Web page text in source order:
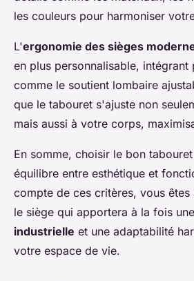
les couleurs pour harmoniser
L'ergonomie des sièges
en plus personnalisable,
comme le soutient lombaire
que le tabouret s'ajuste non
mais aussi à votre corps,
En somme, choisir le bon
équilibre entre esthétique et
compte de ces critères, vous êtes
le siège qui apportera à la fois une
industrielle et une adaptabilité
votre espace de vie.